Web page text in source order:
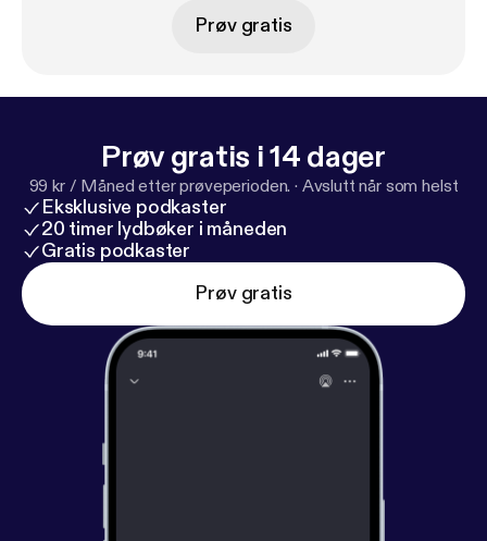
Prøv gratis
Prøv gratis i 14 dager
99 kr / Måned etter prøveperioden. · Avslutt når som helst
Eksklusive podkaster
20 timer lydbøker i måneden
Gratis podkaster
Prøv gratis